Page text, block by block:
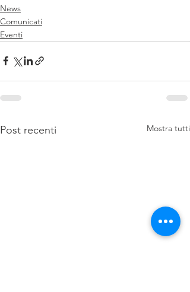
News
Comunicati
Eventi
Post recenti Mostra tutti